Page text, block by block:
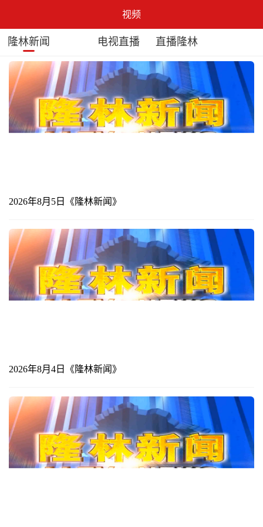
视频
隆林新闻 电视直播 直播隆林
2026年8月5日《隆林新闻》
2026年8月4日《隆林新闻》